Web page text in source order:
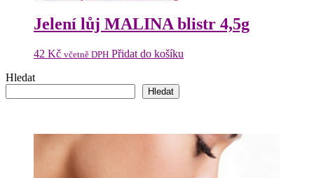
Jelení lůj MALINA blistr 4,5g
42 Kč včetně DPH Přidat do košíku
Hledat
Hledat